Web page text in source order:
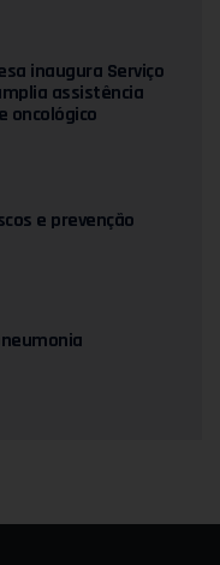
inaugura Serviço
assistência
oncológico
e prevenção